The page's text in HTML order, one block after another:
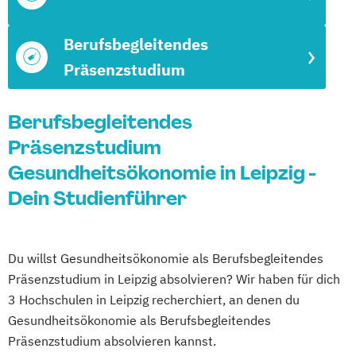
Berufsbegleitendes
Präsenzstudium
Berufsbegleitendes
Präsenzstudium
Gesundheitsökonomie in Leipzig -
Dein Studienführer
Du willst Gesundheitsökonomie als Berufsbegleitendes
Präsenzstudium in Leipzig absolvieren? Wir haben für dich
3 Hochschulen in Leipzig recherchiert, an denen du
Gesundheitsökonomie als Berufsbegleitendes
Präsenzstudium absolvieren kannst.